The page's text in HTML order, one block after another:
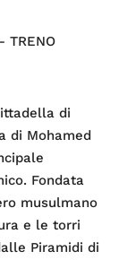
TRENO
di
di Mohamed
Fondata
musulmano
e le torri
Piramidi di